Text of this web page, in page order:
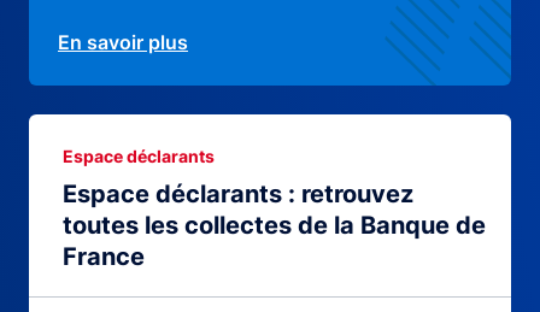
En savoir plus
Espace déclarants : retrouvez
toutes les collectes de la Banque de
France
Espace déclarants